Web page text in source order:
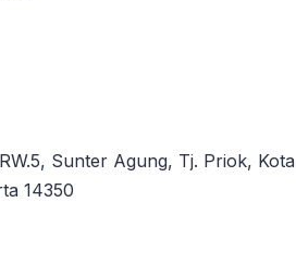
Sunter Agung, Tj. Priok, Kota
14350